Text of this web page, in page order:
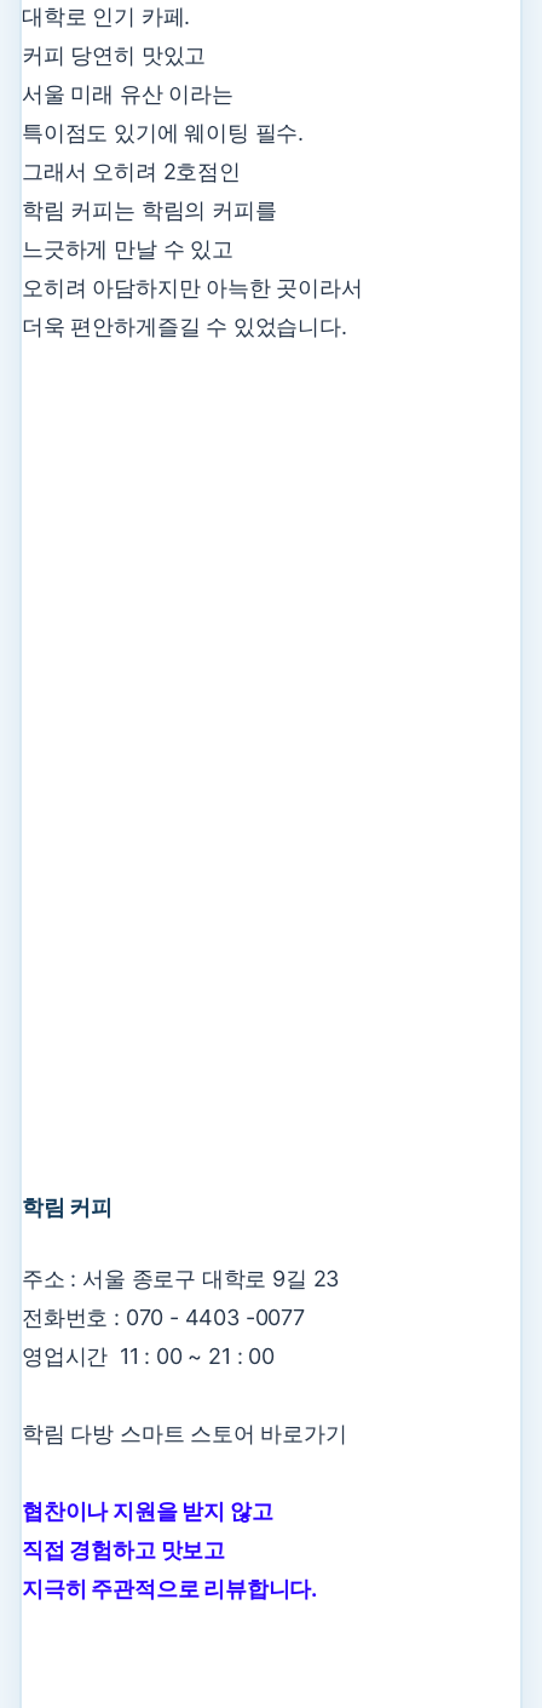
대학로 인기 카페.
커피 당연히 맛있고
서울 미래 유산 이라는
특이점도 있기에 웨이팅 필수.
그래서 오히려 2호점인
학림 커피는 학림의 커피를
느긋하게 만날 수 있고
오히려 아담하지만 아늑한 곳이라서
더욱 편안하게즐길 수 있었습니다.
학림 커피
주소 : 서울 종로구 대학로 9길 23
전화번호 : 070 - 4403 -0077
영업시간 11 : 00 ~ 21 : 00
학림 다방 스마트 스토어 바로가기
협찬이나 지원을 받지 않고
직접 경험하고 맛보고
지극히 주관적으로 리뷰합니다.